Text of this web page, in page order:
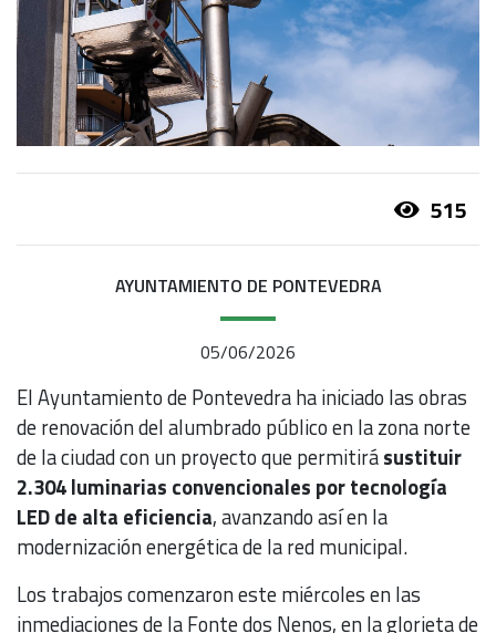
515
AYUNTAMIENTO DE PONTEVEDRA
05/06/2026
El Ayuntamiento de Pontevedra ha iniciado las obras
de renovación del alumbrado público en la zona norte
de la ciudad con un proyecto que permitirásustituir
2.304 luminarias convencionales por tecnología
LED de alta eficiencia, avanzando así en la
modernización energética de la red municipal.
Los trabajos comenzaron este miércoles en las
inmediaciones de la Fonte dos Nenos, en la glorieta de